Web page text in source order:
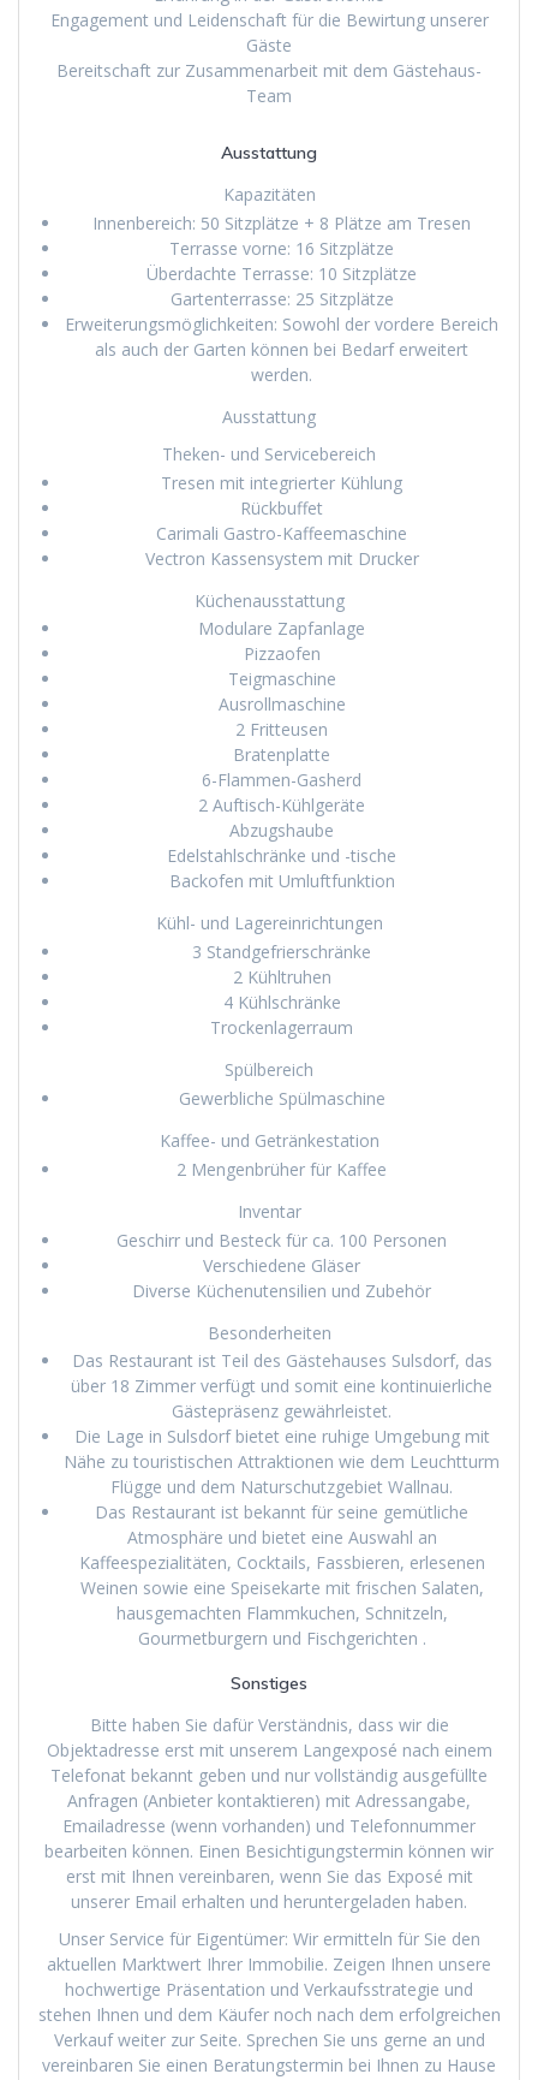
Engagement und Leidenschaft für die Bewirtung unserer
Gäste
Bereitschaft zur Zusammenarbeit mit dem Gästehaus-
Team
Ausstattung
Kapazitäten
Innenbereich: 50 Sitzplätze + 8 Plätze am Tresen
Terrasse vorne: 16 Sitzplätze
Überdachte Terrasse: 10 Sitzplätze
Gartenterrasse: 25 Sitzplätze
Erweiterungsmöglichkeiten: Sowohl der vordere Bereich
als auch der Garten können bei Bedarf erweitert
werden.
Ausstattung
Theken- und Servicebereich
Tresen mit integrierter Kühlung
Rückbuffet
Carimali Gastro-Kaffeemaschine
Vectron Kassensystem mit Drucker
Küchenausstattung
Modulare Zapfanlage
Pizzaofen
Teigmaschine
Ausrollmaschine
2 Fritteusen
Bratenplatte
6-Flammen-Gasherd
2 Auftisch-Kühlgeräte
Abzugshaube
Edelstahlschränke und -tische
Backofen mit Umluftfunktion
Kühl- und Lagereinrichtungen
3 Standgefrierschränke
2 Kühltruhen
4 Kühlschränke
Trockenlagerraum
Spülbereich
Gewerbliche Spülmaschine
Kaffee- und Getränkestation
2 Mengenbrüher für Kaffee
Inventar
Geschirr und Besteck für ca. 100 Personen
Verschiedene Gläser
Diverse Küchenutensilien und Zubehör
Besonderheiten
Das Restaurant ist Teil des Gästehauses Sulsdorf, das
über 18 Zimmer verfügt und somit eine kontinuierliche
Gästepräsenz gewährleistet.
Die Lage in Sulsdorf bietet eine ruhige Umgebung mit
Nähe zu touristischen Attraktionen wie dem Leuchtturm
Flügge und dem Naturschutzgebiet Wallnau.
Das Restaurant ist bekannt für seine gemütliche
Atmosphäre und bietet eine Auswahl an
Kaffeespezialitäten, Cocktails, Fassbieren, erlesenen
Weinen sowie eine Speisekarte mit frischen Salaten,
hausgemachten Flammkuchen, Schnitzeln,
Gourmetburgern und Fischgerichten .
Sonstiges
Bitte haben Sie dafür Verständnis, dass wir die
Objektadresse erst mit unserem Langexposé nach einem
Telefonat bekannt geben und nur vollständig ausgefüllte
Anfragen (Anbieter kontaktieren) mit Adressangabe,
Emailadresse (wenn vorhanden) und Telefonnummer
bearbeiten können. Einen Besichtigungstermin können wir
erst mit Ihnen vereinbaren, wenn Sie das Exposé mit
unserer Email erhalten und heruntergeladen haben.
Unser Service für Eigentümer: Wir ermitteln für Sie den
aktuellen Marktwert Ihrer Immobilie. Zeigen Ihnen unsere
hochwertige Präsentation und Verkaufsstrategie und
stehen Ihnen und dem Käufer noch nach dem erfolgreichen
Verkauf weiter zur Seite. Sprechen Sie uns gerne an und
vereinbaren Sie einen Beratungstermin bei Ihnen zu Hause